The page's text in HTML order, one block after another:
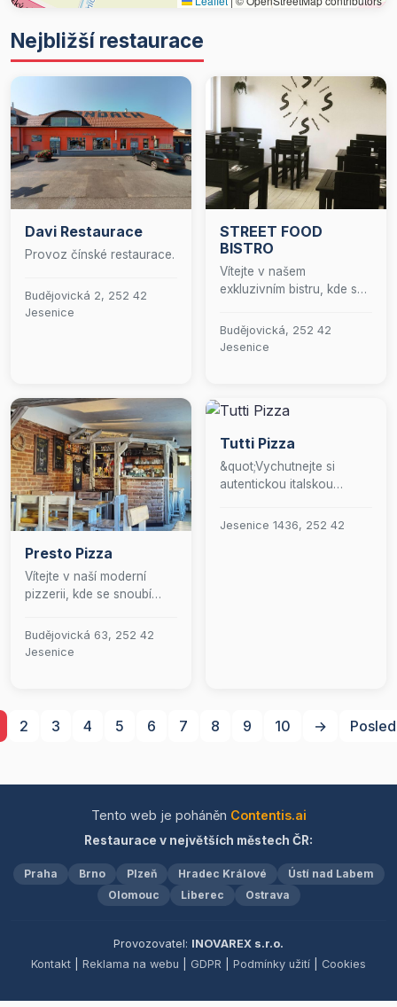
Nejbližší restaurace
Davi Restaurace
Provoz čínské restaurace.
Budějovická 2, 252 42
Jesenice
STREET FOOD
BISTRO
Vítejte v našem
exkluzivním bistru, kde se
proměňuje v gurmánský
zážitek. Naše stylová
našich pečlivě
Nabízíme lahodné
polévky, které zahřejí duši,
výtečné sandwiche a
surovin, a quesadilly, které
Budějovická, 252 42
Jesenice
Presto Pizza
Vítejte v naší moderní
pizzerii, kde se snoubí
s prvotřídním servisem.
Nabízíme rozvoz
vašim dveřím. Objevte
chuť Itálie v pohodlí
donáškou.
Budějovická 63, 252 42
Jesenice
Tutti Pizza
&quot;Vychutnejte si
autentickou italskou
výběru z pečlivě
Jesenice 1436, 252 42
2 3 4 5 6 7 8 9 10 →
Tento web je poháněn Contentis.ai
Restaurace v největších městech ČR:
Praha Brno Plzeň Hradec Králové
Ústí nad Labem
Olomouc
Liberec Ostrava
Provozovatel: INOVAREX s.r.o.
Kontakt
Reklama na webu GDPR Podmínky užití Cookies